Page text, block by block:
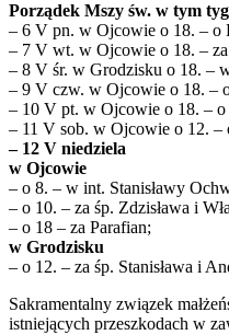
Porządek Mszy św. w tym
– 6 V pn. w Ojcowie o 18. – o
– 7 V wt. w Ojcowie o 18. – za
– 8 V śr. w Grodzisku o 18. –
– 9 V czw. w Ojcowie o 18. –
– 10 V pt. w Ojcowie o 18. – o
– 11 V sob. w Ojcowie o 12. –
– 12 V niedziela
w Ojcowie
– o 8. – w int. Stanisławy
– o 10. – za śp. Zdzisława i
– o 18 – za Parafian;
w Grodzisku
– o 12. – za śp. Stanisława i
Sakramentalny związek
istniejących przeszkodach w